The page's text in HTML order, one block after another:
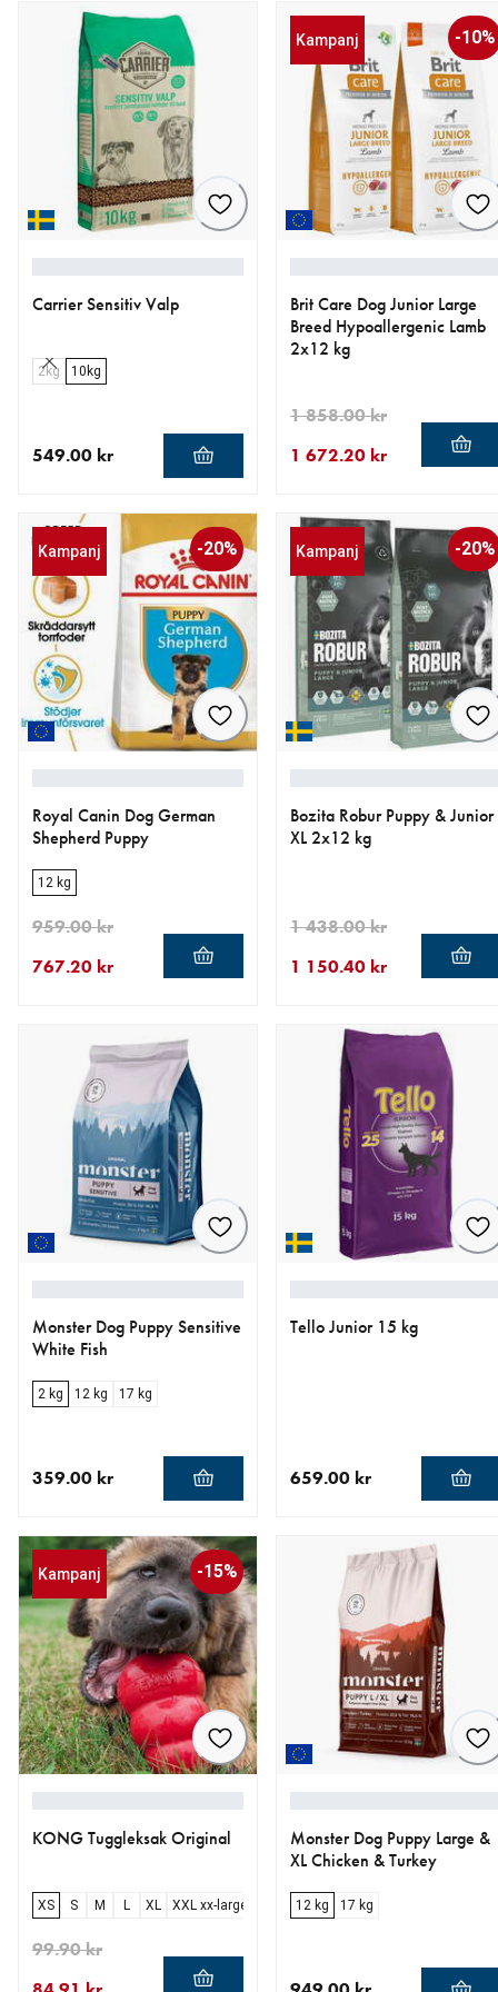
Carrier Sensitiv Valp
2kg 10kg
549.00 kr
Kampanj -10%
Brit Care Dog Junior Large
Breed Hypoallergenic Lamb
2x12 kg
1 672.20 kr
1 858.00 kr
Kampanj -20%
Royal Canin Dog German
Shepherd Puppy
12 kg
767.20 kr
959.00 kr
Kampanj -20%
Bozita Robur Puppy & Junior
XL 2x12 kg
1 150.40 kr
1 438.00 kr
Monster Dog Puppy Sensitive
White Fish
2 kg 12 kg 17 kg
359.00 kr
Tello Junior 15 kg
659.00 kr
Kampanj -15%
KONG Tuggleksak Original
XS S M L XL XXL xx-large
99.90 kr
Monster Dog Puppy Large &
XL Chicken & Turkey
12 kg 17 kg